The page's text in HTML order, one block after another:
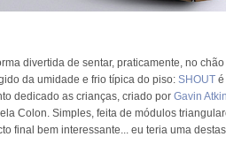
divertida de sentar, praticamente, no
da umidade e frio típica do piso: SHOUT é
dedicado as crianças, criado por Gavin
Colon. Simples, feita de módulos
final bem interessante... eu teria uma